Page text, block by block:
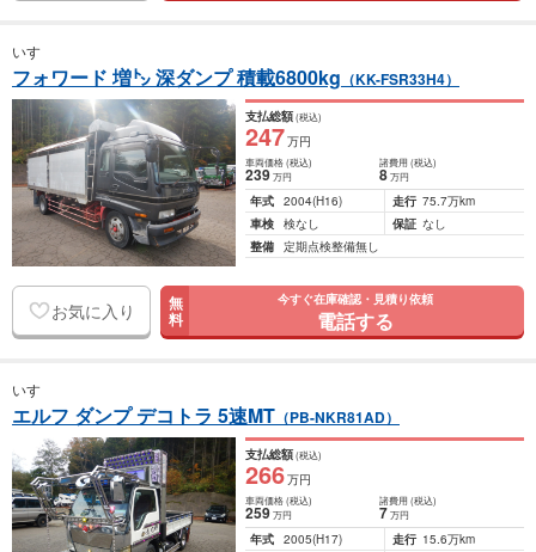
いすゞ
フォワード 増㌧ 深ダンプ 積載6800kg （KK-FSR33H4）
支払総額(税込)
247万円
車両価格(税込)
239万円
諸費用 (税込)
8 万円
年式 2004(H16) 走行 75.7万km
車検 検なし 保証 なし
整備 定期点検整備無し
お気に入り 無
料
今すぐ在庫確認・見積り依頼
電話する
いすゞ
エルフ ダンプ デコトラ 5速MT （PB-NKR81AD）
支払総額(税込)
266万円
車両価格(税込)
259万円
諸費用 (税込)
7 万円
年式 2005(H17) 走行 15.6万km